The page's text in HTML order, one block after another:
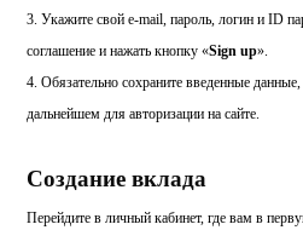
3. Укажите свой e-mail, пароль, логин и ID
соглашение и нажать кнопку «Signup».
4. Обязательно сохраните введенные
дальнейшем для авторизации на сайте.
Создание вклада
Перейдите в личный кабинет, где вам в